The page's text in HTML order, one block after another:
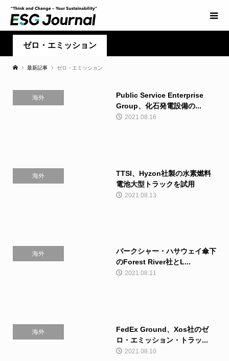
ゼロ・エミッション
最新記事 ゼロ・エミッション
海外
Public Service Enterprise
Group、化石発電設備の...
2021.08.16
海外
TTSI、Hyzon社製の水素燃料
電池大型トラックを試用
2021.08.13
海外
バークシャー・ハサウェイ傘下
のForest River社とL...
2021.08.11
海外
FedEx Ground、Xos社のゼ
ロ・エミッション・トラッ...
2021.08.10